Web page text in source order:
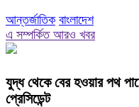
আন্তর্জাতিক বাংলাদেশ
এ সম্পর্কিত আরও খবর
যুদ্ধ থেকে বের হওয়ার পথ
প্রেসিডেন্ট